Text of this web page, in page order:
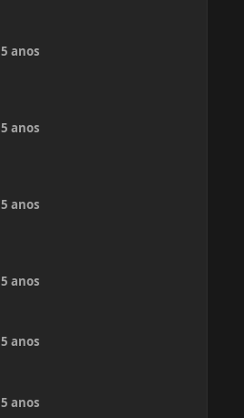
5 anos
5 anos
5 anos
5 anos
5 anos
5 anos